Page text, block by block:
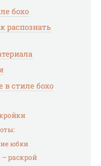
бохо
распознать
стиле бохо
юбки
– раскрой